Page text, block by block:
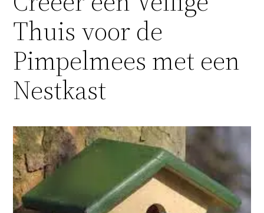
Thuis voor de
Pimpelmees met een
Nestkast